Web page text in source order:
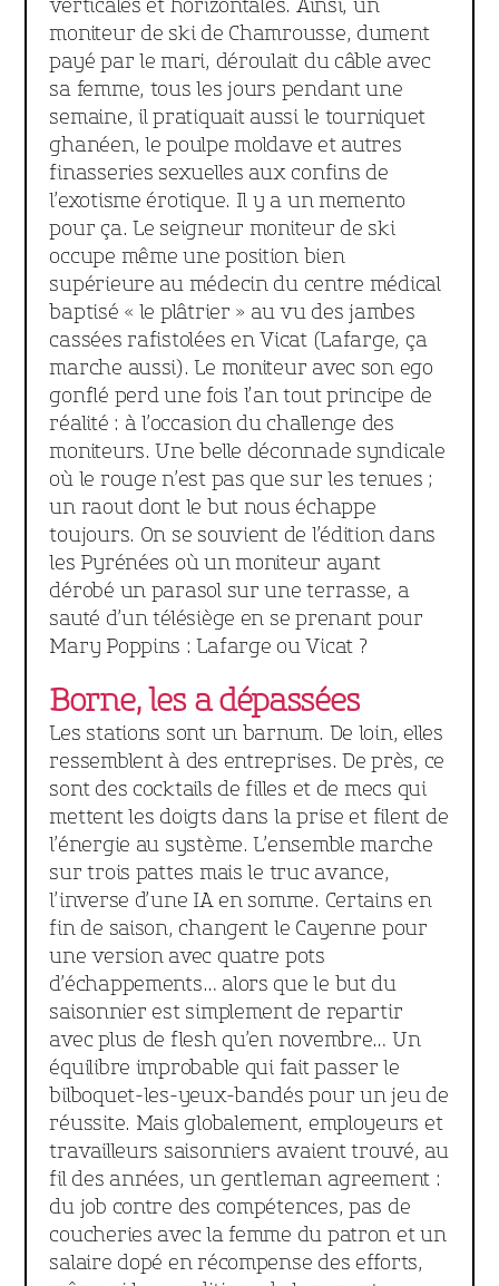
verticales et horizontales. Ainsi, un
moniteur de ski de Chamrousse, dument
payé par le mari, déroulait du câble avec
sa femme, tous les jours pendant une
semaine, il pratiquait aussi le tourniquet
ghanéen, le poulpe moldave et autres
finasseries sexuelles aux confins de
l’exotisme érotique. Il y a un memento
pour ça. Le seigneur moniteur de ski
occupe même une position bien
supérieure au médecin du centre médical
baptisé « le plâtrier » au vu des jambes
cassées rafistolées en Vicat (Lafarge, ça
marche aussi). Le moniteur avec son ego
gonflé perd une fois l’an tout principe de
réalité : à l’occasion du challenge des
moniteurs. Une belle déconnade syndicale
où le rouge n’est pas que sur les tenues ;
un raout dont le but nous échappe
toujours. On se souvient de l’édition dans
les Pyrénées où un moniteur ayant
dérobé un parasol sur une terrasse, a
sauté d’un télésiège en se prenant pour
Mary Poppins : Lafarge ou Vicat ?
Borne, les a dépassées
Les stations sont un barnum. De loin, elles
ressemblent à des entreprises. De près, ce
sont des cocktails de filles et de mecs qui
mettent les doigts dans la prise et filent de
l’énergie au système. L’ensemble marche
sur trois pattes mais le truc avance,
l’inverse d’une IA en somme. Certains en
fin de saison, changent le Cayenne pour
une version avec quatre pots
d’échappements… alors que le but du
saisonnier est simplement de repartir
avec plus de flesh qu’en novembre… Un
équilibre improbable qui fait passer le
bilboquet-les-yeux-bandés pour un jeu de
réussite. Mais globalement, employeurs et
travailleurs saisonniers avaient trouvé, au
fil des années, un gentleman agreement :
du job contre des compétences, pas de
coucheries avec la femme du patron et un
salaire dopé en récompense des efforts,